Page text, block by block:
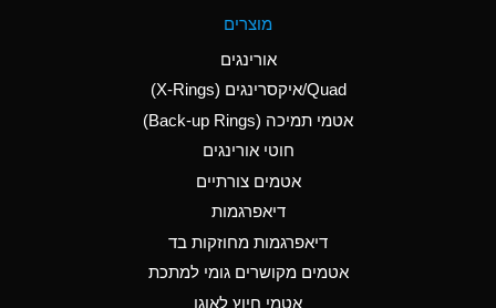
Aluminum Nitrate
(Aqueous)
Aluminum Phosphate
Ammonia Anhydrous
D
מוצרים
אורינגים
Quad/איקסרינגים (X-Rings)
אטמי תמיכה (Back-up Rings)
חוטי אורינגים
אטמים צורתיים
דיאפרגמות
דיאפרגמות מחוזקות בד
אטמים מקושרים גומי למתכת
אטמי חיוץ לאוגן